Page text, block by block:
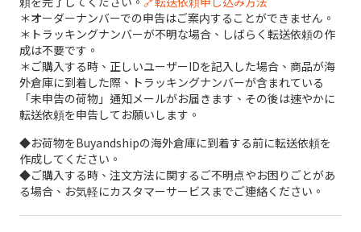
＊オーダーナンバーでの申告はご案内することができません。
＊トラッキングナンバーが不明な場合、しばらく転送依頼の作
成は不要です。
＊ご購入する時、正しいユーザーIDを記入した場合、商品が海
外倉庫に到着した際、トラッキングナンバーが含まれている
「未申告の荷物」通知メールがお届きます、その後は速やかに
転送依頼を申告してお願いします。
◆お荷物をBuyandshipの海外倉庫に到着する前に転送依頼を
作成してください。
◆ご購入する時、注文方法に関するご不明点やお困りごとがあ
る場合、お気軽にカスタマーサービスまでご連絡ください。